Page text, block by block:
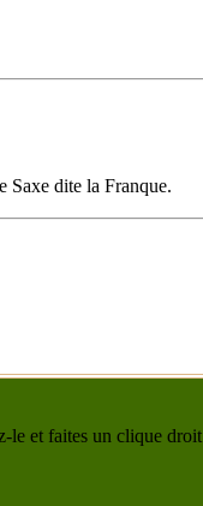
Saxe dite la Franque.
le et faites un clique droit